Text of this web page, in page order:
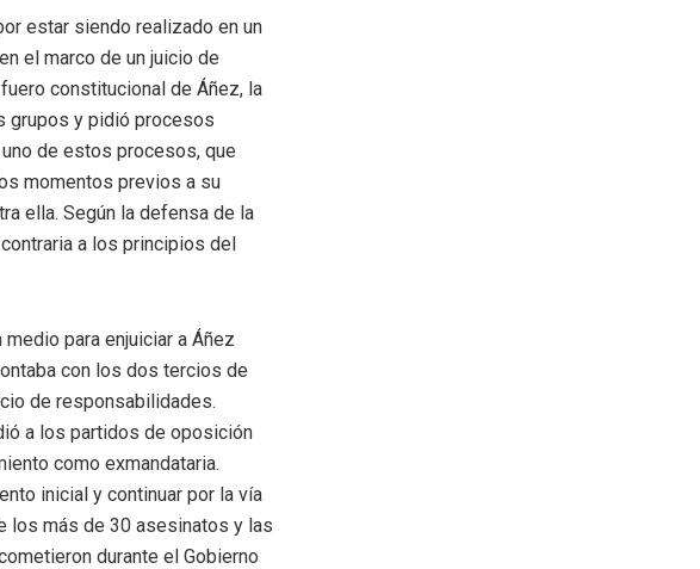
estar siendo realizado en un
el marco de un juicio de
constitucional de Áñez, la
grupos y pidió procesos
de estos procesos, que
momentos previos a su
ella. Según la defensa de la
a los principios del
para enjuiciar a Áñez
con los dos tercios de
de responsabilidades.
a los partidos de oposición
como exmandataria.
inicial y continuar por la vía
los más de 30 asesinatos y las
durante el Gobierno